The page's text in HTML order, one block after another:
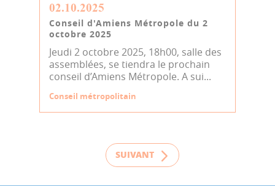
02.10.2025
Conseil d'Amiens Métropole du 2
octobre 2025
Jeudi 2 octobre 2025, 18h00, salle des
assemblées, se tiendra le prochain
conseil d’Amiens Métropole. A sui...
Conseil métropolitain
SUIVANT